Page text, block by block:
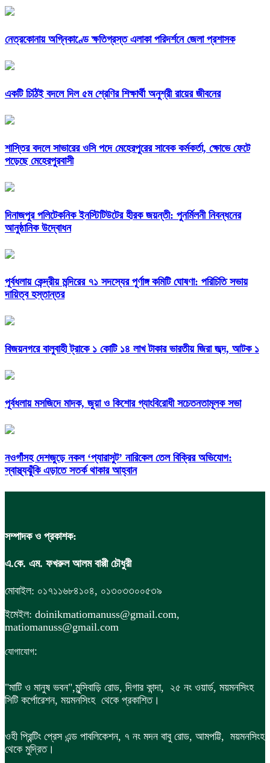
নেত্রকোনায় অগ্নিকাণ্ডে ক্ষতিগ্রস্ত এলাকা পরিদর্শনে জেলা প্রশাসক
একটি চিঠিই বদলে দিল ৫ম শ্রেণির শিক্ষার্থী অনুশ্রী রায়ের জীবনের
শাস্তির বদলে সাভারের ওসি পদে মেহেরপুরের সাবেক কর্মকর্তা, ক্ষোভে ফেটে
পড়েছে মেহেরপুরবাসী
দিনাজপুর পলিটেকনিক ইনস্টিটিউটের হীরক জয়ন্তী: পুনর্মিলনী নিবন্ধনের
আনুষ্ঠানিক উদ্বোধন
পূর্বধলায় কেন্দ্রীয় মন্দিরের ৭১ সদস্যের পূর্ণাঙ্গ কমিটি ঘোষণা: পরিচিতি সভায়
দায়িত্ব হস্তান্তর
বিজয়নগরে বালুবাহী ট্রাকে ১ কোটি ১৪ লাখ টাকার ভারতীয় জিরা জব্দ, আটক ১
পূর্বধলায় মসজিদে মাদক, জুয়া ও কিশোর গ্যাংবিরোধী সচেতনতামূলক সভা
নওগাঁসহ দেশজুড়ে নকল ‘প্যারাসুট’ নারিকেল তেল বিক্রির অভিযোগ:
স্বাস্থ্যঝুঁকি এড়াতে সতর্ক থাকার আহ্বান
সম্পাদক ও প্রকাশক:
এ.কে. এম. ফখরুল আলম বাপ্পী চৌধুরী
মোবাইল: ০১৭১১৬৮৪১০৪, ০১৩০৩৩০০৫৩৯
ইমেইল: doinikmatiomanuss@gmail.com,
matiomanuss@gmail.com
যোগাযোগ:
"মাটি ও মানুষ ভবন",মুন্সিবাড়ি রোড, দিগার কান্দা, ২৫ নং ওয়ার্ড, ময়মনসিংহ
সিটি কর্পোরেশন, ময়মনসিংহ থেকে প্রকাশিত।
ওহী প্রিন্টিং প্রেস এন্ড পাবলিকেশন, ৭ নং মদন বাবু রোড, আমপট্টি, ময়মনসিংহ
থেকে মুদ্রিত।